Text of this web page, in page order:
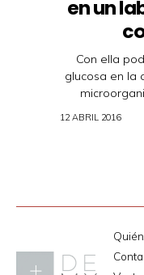
en un
Con ella
glucosa en la
12 ABRIL 2016